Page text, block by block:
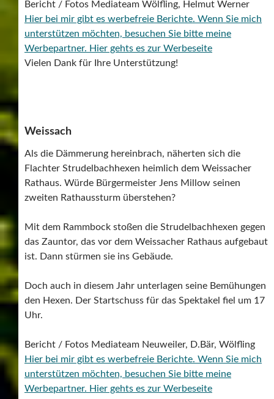
Bericht / Fotos Mediateam Wölfling, Helmut Werner
Hier bei mir gibt es werbefreie Berichte. Wenn Sie mich
unterstützen möchten, besuchen Sie bitte meine
Werbepartner. Hier gehts es zur Werbeseite
Vielen Dank für Ihre Unterstützung!
Weissach
Als die Dämmerung hereinbrach, näherten sich die
Flachter Strudelbachhexen heimlich dem Weissacher
Rathaus. Würde Bürgermeister Jens Millow seinen
zweiten Rathaussturm überstehen?
Mit dem Rammbock stoßen die Strudelbachhexen gegen
das Zauntor, das vor dem Weissacher Rathaus aufgebaut
ist. Dann stürmen sie ins Gebäude.
Doch auch in diesem Jahr unterlagen seine Bemühungen
den Hexen. Der Startschuss für das Spektakel fiel um 17
Uhr.
Bericht / Fotos Mediateam Neuweiler, D.Bär, Wölfling
Hier bei mir gibt es werbefreie Berichte. Wenn Sie mich
unterstützen möchten, besuchen Sie bitte meine
Werbepartner. Hier gehts es zur Werbeseite